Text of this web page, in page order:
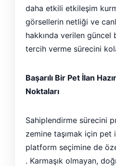
daha etkili etkileşim
görsellerin netliği ve
hakkında verilen
tercih verme sürecini
Başarılı Bir Pet İlan
Noktaları
Sahiplendirme sürecini
zemine taşımak için pet
platform seçimine de
. Karmaşık olmayan,